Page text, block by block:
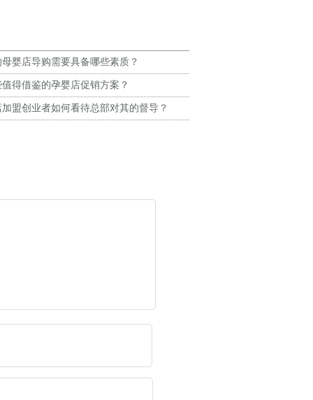
婴店导购需要具备哪些素质？
得借鉴的孕婴店促销方案？
盟创业者如何看待总部对其的督导？